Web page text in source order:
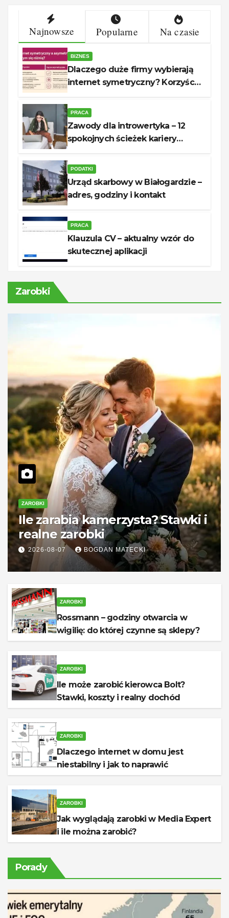
Najnowsze Popularne Na czasie
BIZNES
Dlaczego duże firmy wybierają
internet symetryczny? Korzyści
PRACA
Zawody dla introwertyka – 12
spokojnych ścieżek kariery
PODATKI
Urząd skarbowy w Białogardzie –
adres, godziny i kontakt
PRACA
Klauzula CV – aktualny wzór do
skutecznej aplikacji
Zarobki
ZAROBKI
Ile zarabia kamerzysta? Stawki i
realne zarobki
2026-08-07 BOGDAN MATECKI
ZAROBKI
Rossmann – godziny otwarcia w
wigilię: do której czynne są sklepy?
ZAROBKI
Ile może zarobić kierowca Bolt?
Stawki, koszty i realny dochód
ZAROBKI
Dlaczego internet w domu jest
niestabilny i jak to naprawić
ZAROBKI
Jak wyglądają zarobki w Media Expert
i ile można zarobić?
Porady